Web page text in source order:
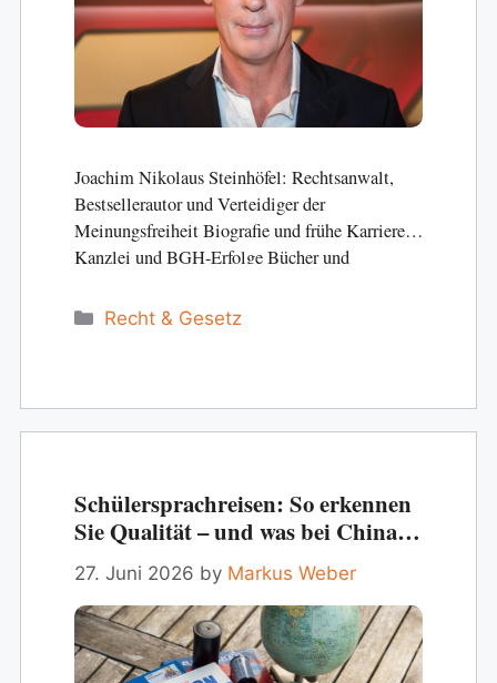
Joachim Nikolaus Steinhöfel: Rechtsanwalt,
Bestsellerautor und Verteidiger der
Meinungsfreiheit Biografie und frühe Karriere
Kanzlei und BGH-Erfolge Bücher und
gegen den Staat Wettbewerbsrecht und
Categories
Recht & Gesetz
Schülersprachreisen: So erkennen
Sie Qualität – und was bei China
besonders wichtig ist
27. Juni 2026 by Markus Weber